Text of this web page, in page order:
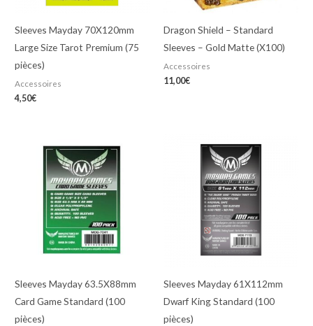
Sleeves Mayday 70X120mm
Large Size Tarot Premium (75
pièces)
Accessoires
4,50€
Dragon Shield – Standard
Sleeves – Gold Matte (X100)
Accessoires
11,00€
Sleeves Mayday 63.5X88mm
Card Game Standard (100
pièces)
Sleeves Mayday 61X112mm
Dwarf King Standard (100
pièces)